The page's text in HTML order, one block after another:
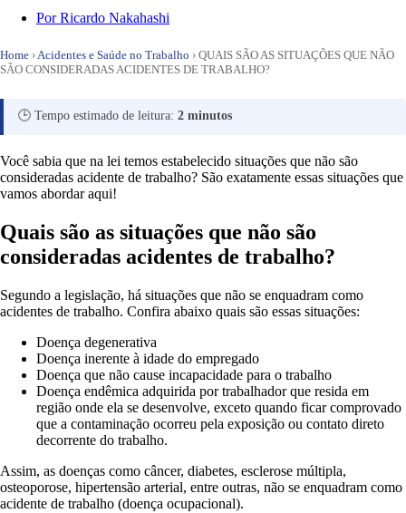
PorRicardo Nakahashi
Home ›Acidentes e Saúde no Trabalho › QUAIS SÃO AS SITUAÇÕES QUE NÃO
SÃO CONSIDERADAS ACIDENTES DE TRABALHO?
🕒 Tempo estimado de leitura: 2 minutos
Você sabia que na lei temos estabelecido situações que não são
consideradas acidente de trabalho? São exatamente essas situações que
vamos abordar aqui!
Quais são as situações que não são
consideradas acidentes de trabalho?
Segundo a legislação, há situações que não se enquadram como
acidentes de trabalho. Confira abaixo quais são essas situações:
Doença degenerativa
Doença inerente à idade do empregado
Doença que não cause incapacidade para o trabalho
Doença endêmica adquirida por trabalhador que resida em
região onde ela se desenvolve, exceto quando ficar comprovado
que a contaminação ocorreu pela exposição ou contato direto
decorrente do trabalho.
Assim, as doenças como câncer, diabetes, esclerose múltipla,
osteoporose, hipertensão arterial, entre outras, não se enquadram como
acidente de trabalho (doença ocupacional).